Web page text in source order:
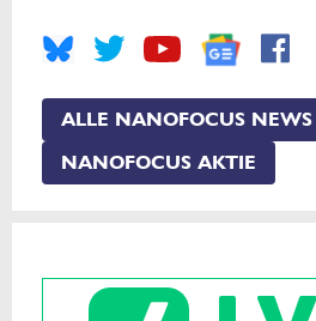
ALLE NANOFOCUS NEWS
NANOFOCUS AKTIE